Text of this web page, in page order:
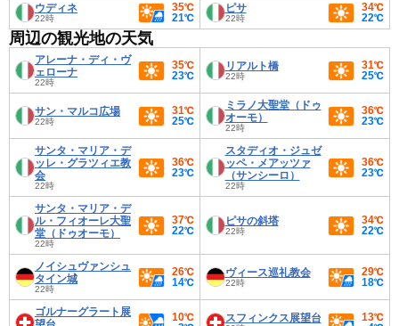
ウディネ
22時
35℃
21℃
ピサ
22時
34℃
22℃
周辺の観光地の天気
アレーナ・ディ・ヴ
ェローナ
22時
35℃
23℃
リアルト橋
22時
31℃
25℃
サン・マルコ広場
22時
31℃
25℃
ミラノ大聖堂（ドゥ
オーモ）
22時
36℃
23℃
サンタ・マリア・デ
ッレ・グラツィエ教
会
22時
36℃
23℃
スタディオ・ジュゼ
ッペ・メアッツァ
（サンシーロ）
22時
36℃
23℃
サンタ・マリア・デ
ル・フィオーレ大聖
堂（ドゥオーモ）
22時
37℃
22℃
ピサの斜塔
22時
34℃
22℃
ノイシュヴァンシュ
タイン城
22時
26℃
14℃
ヴィース巡礼教会
22時
29℃
18℃
ゴルナーグラート展
10℃
スフィンクス展望台
13℃